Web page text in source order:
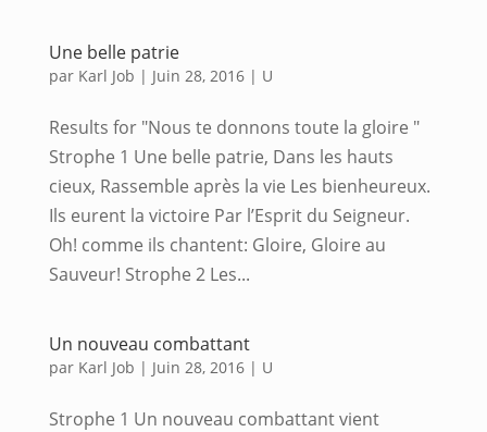
Une belle patrie
par Karl Job | Juin 28, 2016| U
Results for "Nous te donnons toute la gloire "
Strophe 1 Une belle patrie, Dans les hauts
cieux, Rassemble après la vie Les bienheureux.
Ils eurent la victoire Par l’Esprit du Seigneur.
Oh! comme ils chantent: Gloire, Gloire au
Sauveur! Strophe 2 Les...
Un nouveau combattant
par Karl Job | Juin 28, 2016| U
Strophe 1 Un nouveau combattant vient